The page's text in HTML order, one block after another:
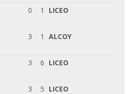
0 1 LICEO
3 1 ALCOY
3 6 LICEO
3 5 LICEO